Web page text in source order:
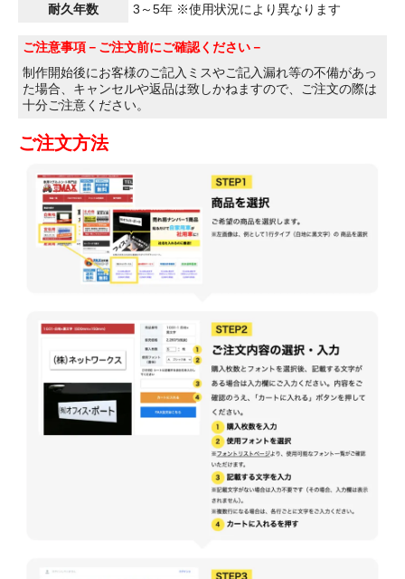
耐久年数
3～5年 ※使用状況により異なります
ご注意事項 －ご注文前にご確認ください－
制作開始後にお客様のご記入ミスやご記入漏れ等の不備があっ
た場合、キャンセルや返品は致しかねますので、ご注文の際は
十分ご注意ください。
ご注文方法